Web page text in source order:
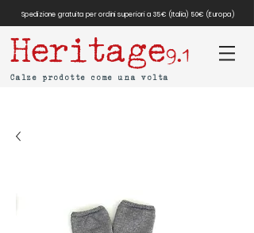
Spedizione gratuita per ordini superiori a 35€ (Italia) 50€ (Europa)
Heritage9.1
Calze prodotte come una volta